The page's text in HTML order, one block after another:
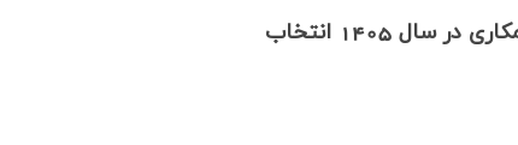
جهت ادامه همکاری در سال 1405 انتخاب